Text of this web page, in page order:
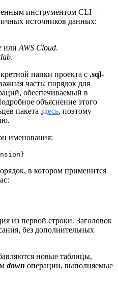
инструментом CLI —
источников данных:
или AWS Cloud.
.
папки проекта с .sql-
часть: порядок для
обеспечиваемый в
объяснение этого
пакета здесь, поэтому
именования:
в котором применится
из первой строки. Заголовок
без дополнительных
новые таблицы,
down операции, выполняемые